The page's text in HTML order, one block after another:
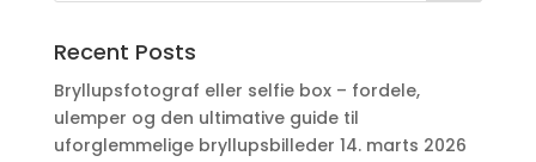
Recent Posts
Bryllupsfotograf eller selfie box – fordele,
ulemper og den ultimative guide til
uforglemmelige bryllupsbilleder 14. marts 2026